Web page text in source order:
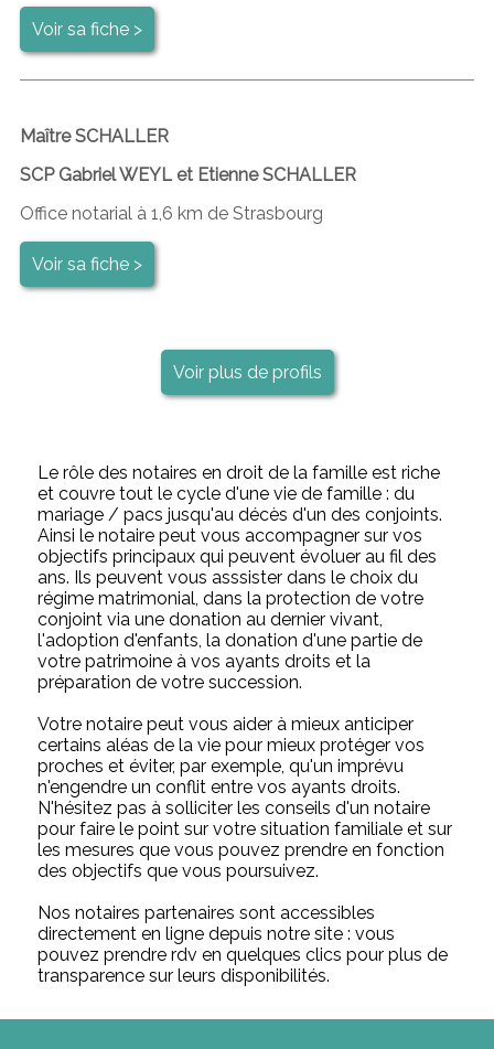
Voir sa fiche >
Maître SCHALLER
SCP Gabriel WEYL et Etienne SCHALLER
Office notarial à 1,6 km de Strasbourg
Voir sa fiche >
Voir plus de profils
Le rôle des notaires en droit de la famille est riche
et couvre tout le cycle d'une vie de famille : du
mariage / pacs jusqu'au décès d'un des conjoints.
Ainsi le notaire peut vous accompagner sur vos
objectifs principaux qui peuvent évoluer au fil des
ans. Ils peuvent vous asssister dans le choix du
régime matrimonial, dans la protection de votre
conjoint via une donation au dernier vivant,
l'adoption d'enfants, la donation d'une partie de
votre patrimoine à vos ayants droits et la
préparation de votre succession.
Votre notaire peut vous aider à mieux anticiper
certains aléas de la vie pour mieux protéger vos
proches et éviter, par exemple, qu'un imprévu
n'engendre un conflit entre vos ayants droits.
N'hésitez pas à solliciter les conseils d'un notaire
pour faire le point sur votre situation familiale et sur
les mesures que vous pouvez prendre en fonction
des objectifs que vous poursuivez.
Nos notaires partenaires sont accessibles
directement en ligne depuis notre site : vous
pouvez prendre rdv en quelques clics pour plus de
transparence sur leurs disponibilités.